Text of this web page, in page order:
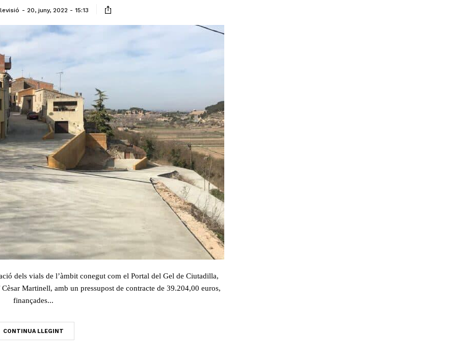
20, juny, 2022 - 15:13
dels vials de l’àmbit conegut com el Portal del Gel de Ciutadilla,
Martinell, amb un pressupost de contracte de 39.204,00 euros,
finançades...
CONTINUA LLEGINT